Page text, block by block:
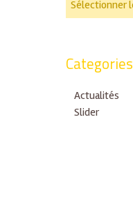
Categories
Actualités
Slider